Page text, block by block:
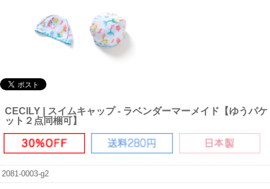
CECILY | スイムキャップ - ラベンダーマーメイド【ゆうパケ
ット２点同梱可】
2081-0003-g2